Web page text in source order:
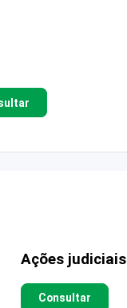
Ações judiciais
Consultar